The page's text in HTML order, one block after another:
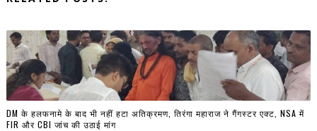
DM के हलफनामे के बाद भी नहीं हटा अतिक्रमण, तिरंगा महाराज ने गैंगस्टर एक्ट, NSA में
FIR और CBI जांच की उठाई मांग